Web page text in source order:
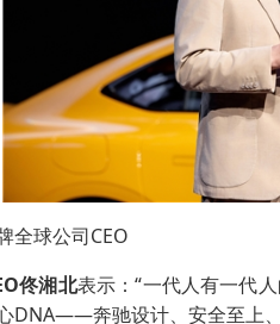
全球公司CEO
佟湘北表示：“一代人有一代
DNA——奔驰设计、安全至上